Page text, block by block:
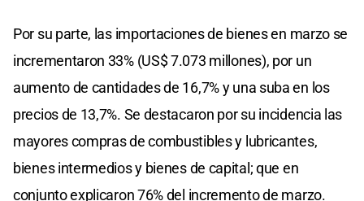
Por su parte, las importaciones de bienes en marzo se
incrementaron 33% (US$ 7.073 millones), por un
aumento de cantidades de 16,7% y una suba en los
precios de 13,7%. Se destacaron por su incidencia las
mayores compras de combustibles y lubricantes,
bienes intermedios y bienes de capital; que en
conjunto explicaron 76% del incremento de marzo.